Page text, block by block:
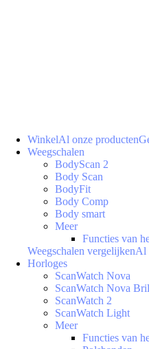
WinkelAl onze producten
Weegschalen
BodyScan 2
Body Scan
BodyFit
Body Comp
Body smart
Meer
Functies van
Weegschalen vergelijkenAl
Horloges
ScanWatch Nova
ScanWatch Nova
ScanWatch 2
ScanWatch Light
Meer
Functies van